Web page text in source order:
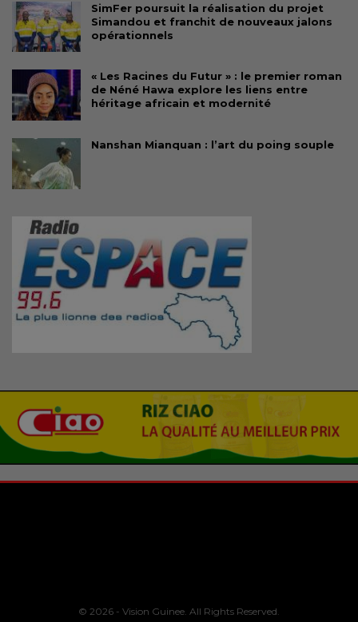
SimFer poursuit la réalisation du projet
Simandou et franchit de nouveaux jalons
opérationnels
« Les Racines du Futur » : le premier roman
de Néné Hawa explore les liens entre
héritage africain et modernité
Nanshan Mianquan : l’art du poing souple
© 2026 - Vision Guinee. All Rights Reserved.